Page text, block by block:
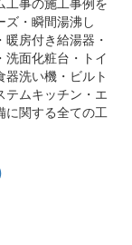
ズ・瞬間湯沸し
房付き給湯器・
洗面化粧台・トイ
洗い機・ビルト
テムキッチン・エ
に関する全ての工